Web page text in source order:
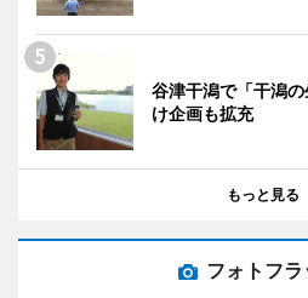
谷津干潟で「干潟
け企画も拡充
もっと見る
フォトフラ